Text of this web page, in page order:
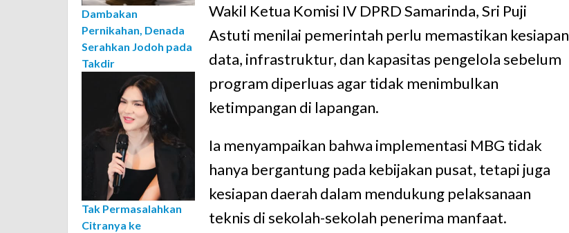
Dambakan
Pernikahan, Denada
Serahkan Jodoh pada
Takdir
Tak Permasalahkan
Citranya ke
Wakil Ketua Komisi IV DPRD Samarinda,Sri Puji
Astuti menilai pemerintah perlu memastikan kesiapan
data, infrastruktur, dan kapasitas pengelola sebelum
program diperluas agar tidak menimbulkan
ketimpangan di lapangan.
Ia menyampaikan bahwa implementasi MBG tidak
hanya bergantung pada kebijakan pusat, tetapi juga
kesiapan daerah dalam mendukung pelaksanaan
teknis di sekolah-sekolah penerima manfaat.